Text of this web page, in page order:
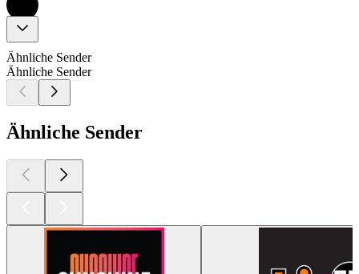
Ähnliche Sender
Ähnliche Sender
Ähnliche Sender